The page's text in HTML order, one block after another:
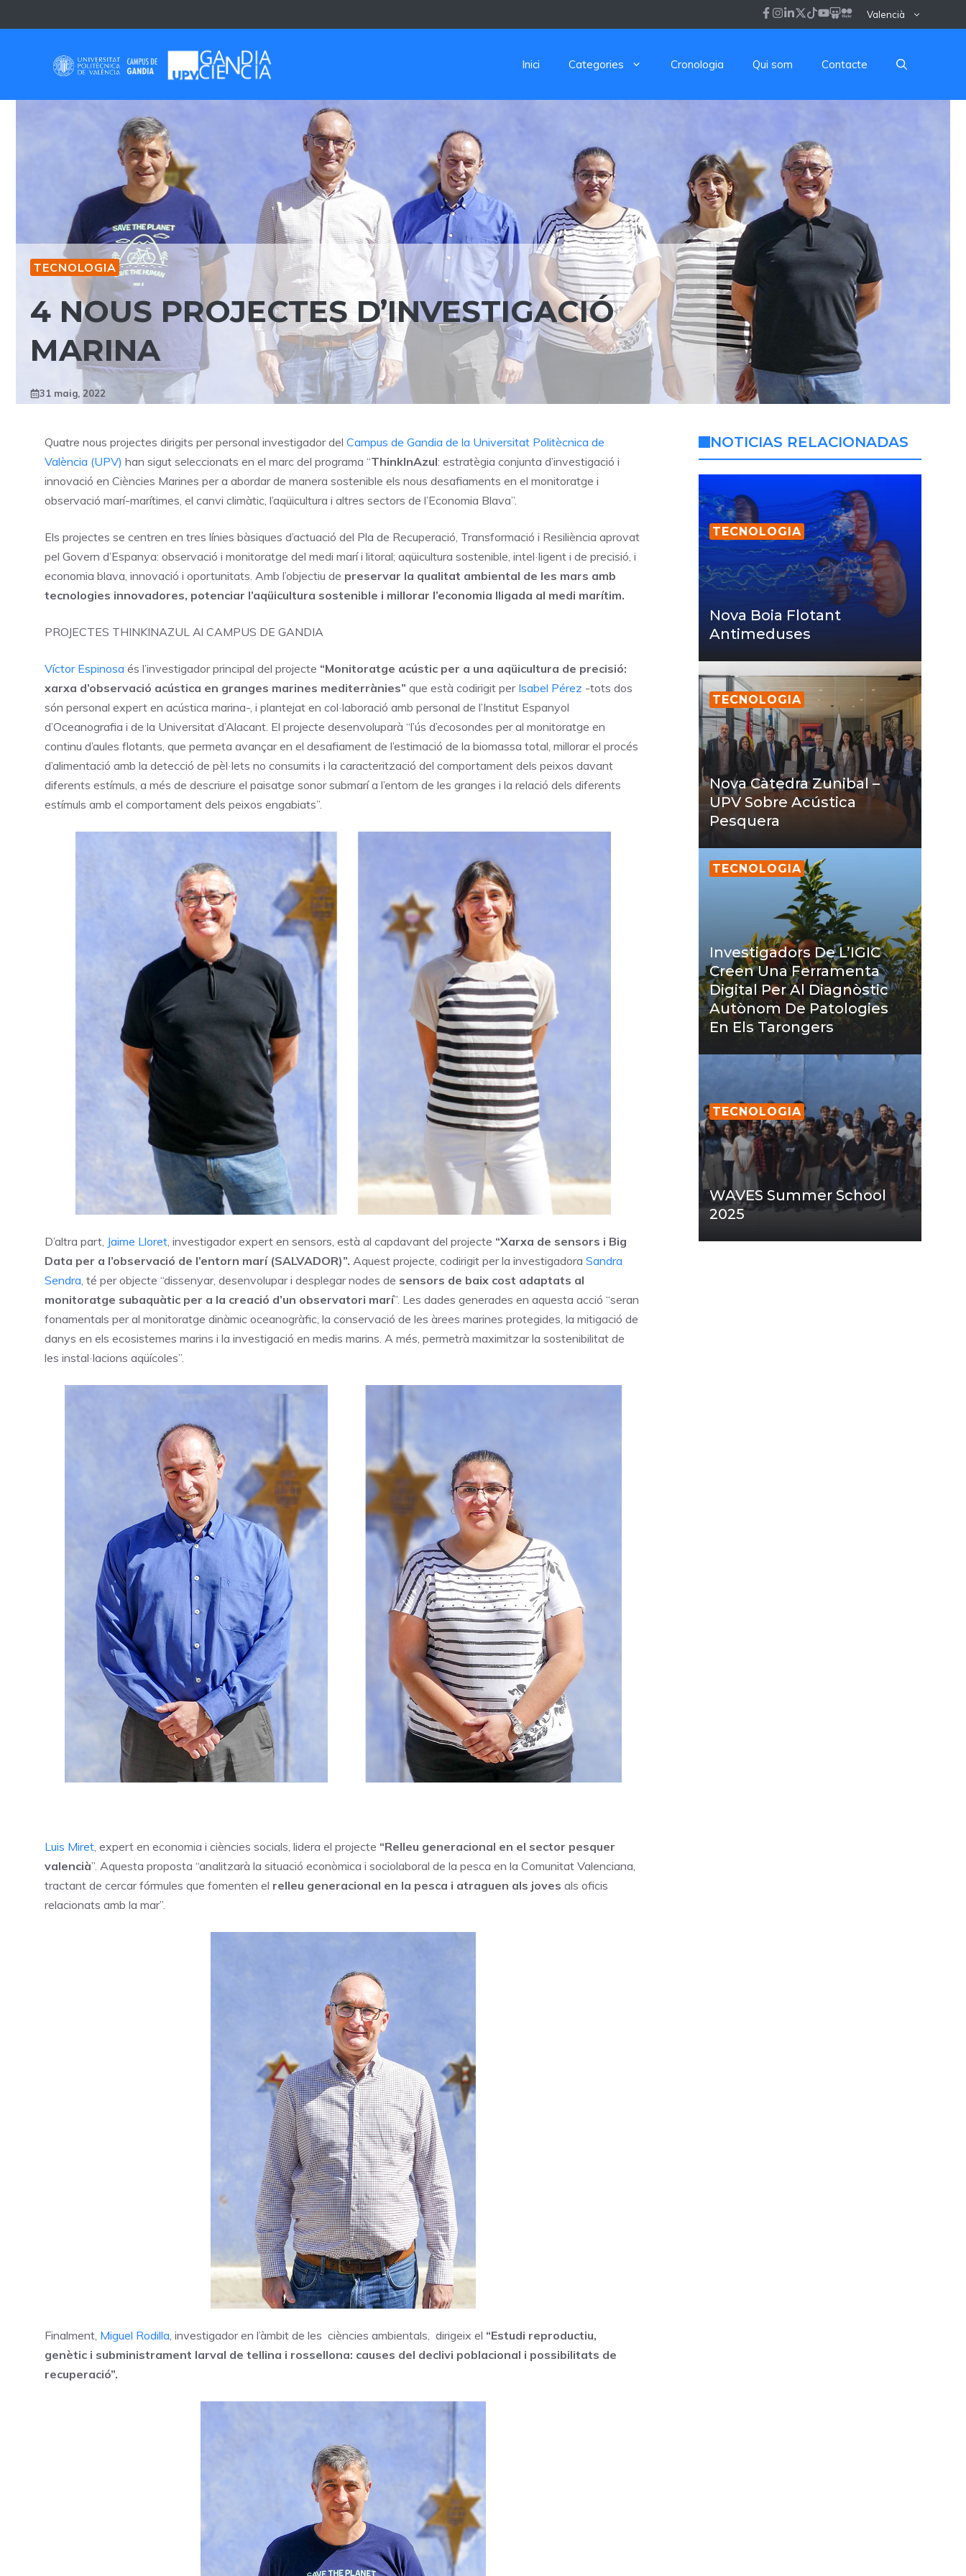
to
Valencià
Inici Categories Cronologia Qui som Contacte
TECNOLOGIA
4 NOUS PROJECTES D’INVESTIGACIÓ
MARINA
31 maig, 2022
Quatre nous projectes dirigits per personal investigador del Campus de Gandia de la Universitat Politècnica de
València (UPV) han sigut seleccionats en el marc del programa “ThinkInAzul: estratègia conjunta d’investigació i
innovació en Ciències Marines per a abordar de manera sostenible els nous desafiaments en el monitoratge i
observació marí-marítimes, el canvi climàtic, l’aqüicultura i altres sectors de l’Economia Blava”.
Els projectes se centren en tres línies bàsiques d’actuació del Pla de Recuperació, Transformació i Resiliència aprovat
pel Govern d’Espanya: observació i monitoratge del medi marí i litoral; aqüicultura sostenible, intel·ligent i de precisió, i
economia blava, innovació i oportunitats. Amb l’objectiu de preservar la qualitat ambiental de les mars amb
tecnologies innovadores, potenciar l’aqüicultura sostenible i millorar l’economia lligada al medi marítim.
PROJECTES THINKINAZUL Al CAMPUS DE GANDIA
Víctor Espinosa és l’investigador principal del projecte “Monitoratge acústic per a una aqüicultura de precisió:
xarxa d’observació acústica en granges marines mediterrànies” que està codirigit per Isabel Pérez -tots dos
són personal expert en acústica marina-, i plantejat en col·laboració amb personal de l’Institut Espanyol
d’Oceanografia i de la Universitat d’Alacant. El projecte desenvoluparà “l’ús d’ecosondes per al monitoratge en
continu d’aules flotants, que permeta avançar en el desafiament de l’estimació de la biomassa total, millorar el procés
d’alimentació amb la detecció de pèl·lets no consumits i la caracterització del comportament dels peixos davant
diferents estímuls, a més de descriure el paisatge sonor submarí a l’entorn de les granges i la relació dels diferents
estímuls amb el comportament dels peixos engabiats”.
D’altra part, Jaime Lloret , investigador expert en sensors, està al capdavant del projecte “Xarxa de sensors i Big
Data per a l’observació de l’entorn marí (SALVADOR)”. Aquest projecte, codirigit per la investigadora Sandra
Sendra , té per objecte “dissenyar, desenvolupar i desplegar nodes de sensors de baix cost adaptats al
monitoratge subaquàtic per a la creació d’un observatori marí”. Les dades generades en aquesta acció “seran
fonamentals per al monitoratge dinàmic oceanogràfic, la conservació de les àrees marines protegides, la mitigació de
danys en els ecosistemes marins i la investigació en medis marins. A més, permetrà maximitzar la sostenibilitat de
les instal·lacions aqüícoles”.
Luis Miret , expert en economia i ciències socials, lidera el projecte “Relleu generacional en el sector pesquer
valencià”. Aquesta proposta “analitzarà la situació econòmica i sociolaboral de la pesca en la Comunitat Valenciana,
tractant de cercar fórmules que fomenten el relleu generacional en la pesca i atraguen als joves als oficis
relacionats amb la mar”.
Finalment, Miguel Rodilla , investigador en l’àmbit de les ciències ambientals, dirigeix el “Estudi reproductiu,
genètic i subministrament larval de tellina i rossellona: causes del declivi poblacional i possibilitats de
recuperació”.
NOTICIAS RELACIONADAS
TECNOLOGIA
Nova Boia Flotant
Antimeduses
TECNOLOGIA
Nova Càtedra Zunibal –
UPV Sobre Acústica
Pesquera
TECNOLOGIA
Investigadors De L’IGIC
Creen Una Ferramenta
Digital Per Al Diagnòstic
Autònom De Patologies
En Els Tarongers
TECNOLOGIA
WAVES Summer School
2025